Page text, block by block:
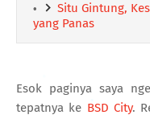
Situ Gintung,
yang Panas
Esok paginya saya
tepatnya ke BSD City.